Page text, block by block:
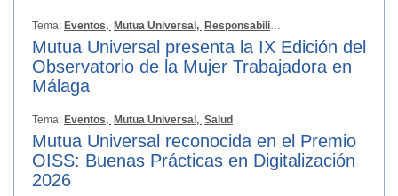
Tema: Eventos, Mutua Universal, Responsabilidad Social
Mutua Universal presenta la IX Edición del
Observatorio de la Mujer Trabajadora en
Málaga
Tema: Eventos, Mutua Universal, Salud
Mutua Universal reconocida en el Premio
OISS: Buenas Prácticas en Digitalización
2026